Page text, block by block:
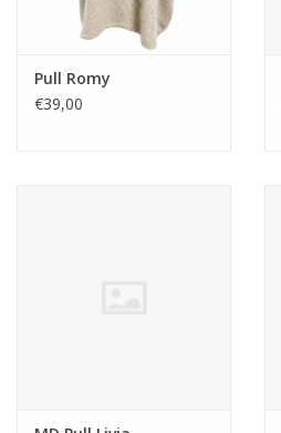
Pull Romy
€39,00